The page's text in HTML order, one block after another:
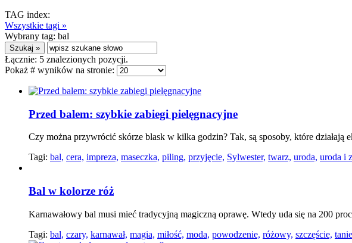
TAG index:
Wszystkie tagi »
Wybrany tag: bal
Łącznie: 5 znalezionych pozycji.
Pokaż # wyników na stronie:
Przed balem: szybkie zabiegi pielęgnacyjne
Czy można przywrócić skórze blask w kilka godzin? Tak, są sposoby, które działają
Tagi: bal, cera, impreza, maseczka, piling, przyjęcie, Sylwester, twarz, uroda, uroda i
Bal w kolorze róż
Karnawałowy bal musi mieć tradycyjną magiczną oprawę. Wtedy uda się na 200
Tagi: bal, czary, karnawał, magia, miłość, moda, powodzenie, różowy, szczęście,